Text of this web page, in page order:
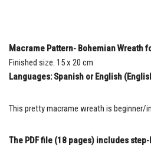
Macrame Pattern- Bohemian Wreath
Finished size: 15 x 20 cm
Languages: Spanish or English
This pretty macrame wreath is beginner/
The PDF file (18 pages) includes